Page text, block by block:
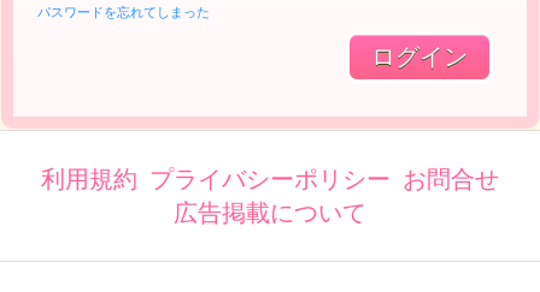
パスワードを忘れてしまった
利用規約 プライバシーポリシー お問合せ
広告掲載について